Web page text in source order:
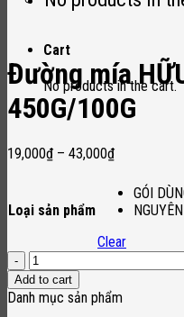
Cart
No products in the cart.
Đường mía
450G/100G
19,000₫– 43,000₫
Loại sản phẩm
GÓI
Clear
Đường
mía
HỮU
Add to cart
Danh mục sản phẩm